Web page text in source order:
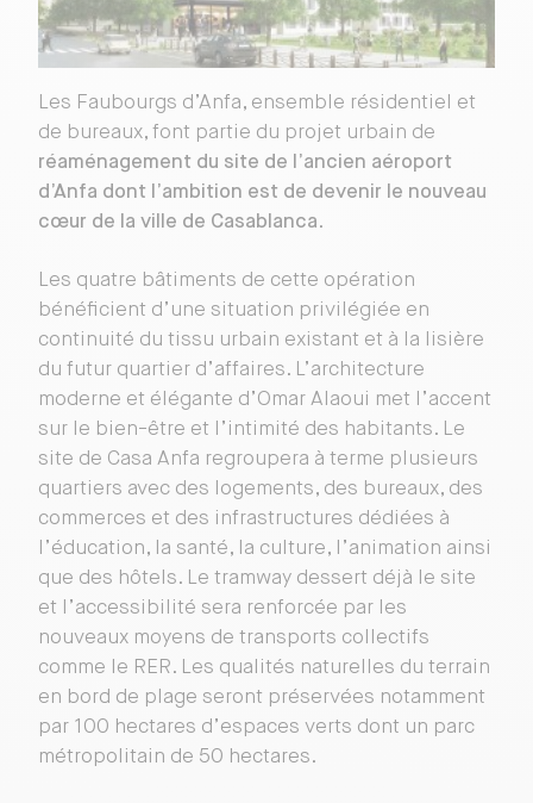
Les Faubourgs d’Anfa, ensemble résidentiel et
de bureaux, font partie du projet urbain de
réaménagement du site de l’ancien aéroport
d’Anfa dont l’ambition est de devenir le nouveau
cœur de la ville de Casablanca.
Les quatre bâtiments de cette opération
bénéficient d’une situation privilégiée en
continuité du tissu urbain existant et à la lisière
du futur quartier d’affaires. L’architecture
moderne et élégante d’Omar Alaoui met l’accent
sur le bien-être et l’intimité des habitants. Le
site de Casa Anfa regroupera à terme plusieurs
quartiers avec des logements, des bureaux, des
commerces et des infrastructures dédiées à
l’éducation, la santé, la culture, l’animation ainsi
que des hôtels. Le tramway dessert déjà le site
et l’accessibilité sera renforcée par les
nouveaux moyens de transports collectifs
comme le RER. Les qualités naturelles du terrain
en bord de plage seront préservées notamment
par 100 hectares d’espaces verts dont un parc
métropolitain de 50 hectares.